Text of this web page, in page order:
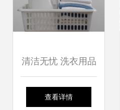
清洁无忧 洗衣用品
的科学选择与使用
查看详情